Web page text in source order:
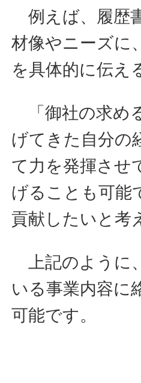
例えば、履歴
材像やニーズに
を具体的に伝え
「御社の求め
げてきた自分の
て力を発揮させ
げることも可能
貢献したいと考
上記のように
いる事業内容に
可能です。